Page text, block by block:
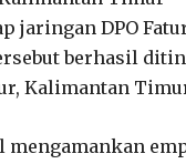
jaringan DPO
berhasil
Kalimantan